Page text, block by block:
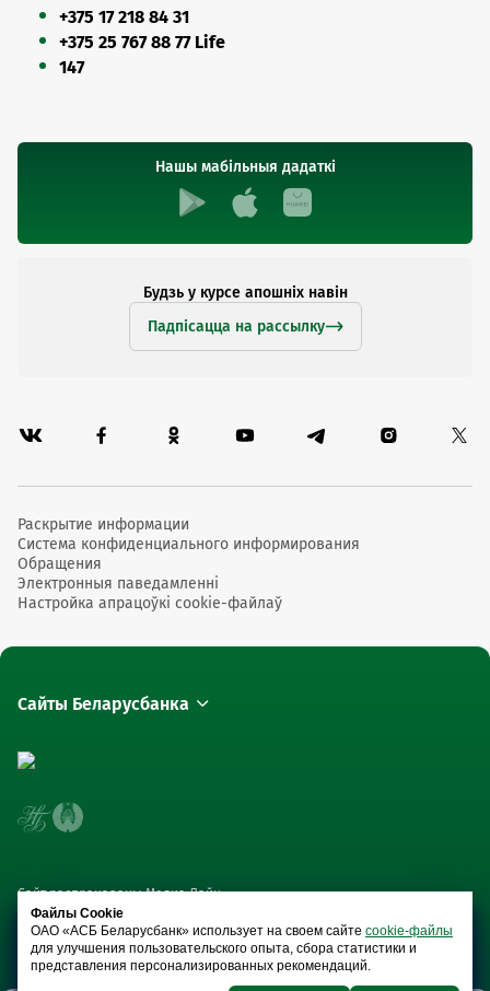
+375 17 218 84 31
+375 25 767 88 77 Life
147
Нашы мабільныя дадаткі
Будзь у курсе апошніх навін
Падпісацца на рассылку
Раскрытие информации
Система конфиденциального информирования
Обращения
Электронныя паведамленні
Настройка апрацоўкі cookie-файлаў
Сайты Беларусбанка
Сайт распрацаваны Медиа Лайн
Файлы Cookie
ОАО «АСБ Беларусбанк» использует на своем сайте cookie-файлы
для улучшения пользовательского опыта, сбора статистики и
представления персонализированных рекомендаций.